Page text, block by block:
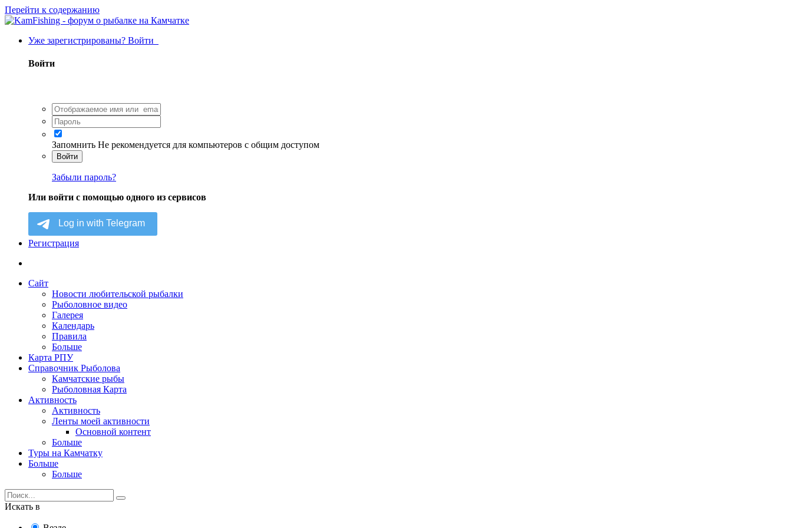
Перейти к содержанию
Уже зарегистрированы? Войти
Войти
Запомнить Не рекомендуется для компьютеров с общим доступом
Войти
Забыли пароль?
Или войти с помощью одного из сервисов
Регистрация
Сайт
Новости любительской рыбалки
Рыболовное видео
Галерея
Календарь
Правила
Больше
Карта РПУ
Справочник Рыболова
Камчатские рыбы
Рыболовная Карта
Активность
Активность
Ленты моей активности
Основной контент
Больше
Туры на Камчатку
Больше
Больше
Искать в